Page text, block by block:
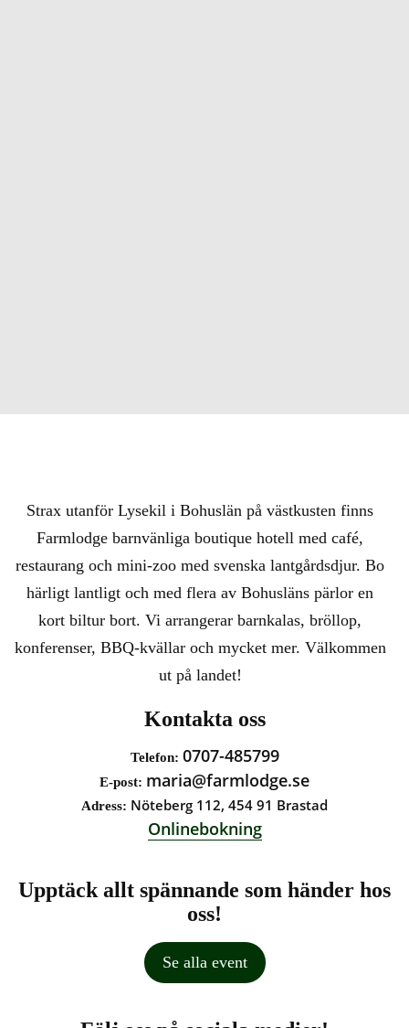
Strax utanför Lysekil i Bohuslän på västkusten finns
Farmlodge barnvänliga boutique hotell med café,
restaurang och mini-zoo med svenska lantgårdsdjur. Bo
härligt lantligt och med flera av Bohusläns pärlor en
kort biltur bort. Vi arrangerar barnkalas, bröllop,
konferenser, BBQ-kvällar och mycket mer. Välkommen
ut på landet!
Kontakta oss
Telefon: 0707-485799
E-post: maria@farmlodge.se
Adress: Nöteberg 112, 454 91 Brastad
Onlinebokning
Upptäck allt spännande som händer hos
oss!
Se alla event